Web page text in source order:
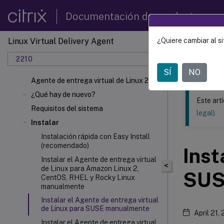
Documentación de productos
Linux Virtual Delivery Agent
2210
Agente de entrega virtual de Linux 2210
¿Qué hay de nuevo?
Requisitos del sistema
Instalar
Instalación rápida con Easy Install
(recomendado)
Instalar el Agente de entrega virtual
de Linux para Amazon Linux 2,
CentOS, RHEL y Rocky Linux
manualmente
Instalar el Agente de entrega virtual
de Linux para SUSE manualmente
Este
<
Este
legal)
April 21,
¿Quiere cambiar al
SÍ NO